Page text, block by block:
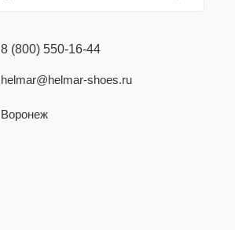
8 (800) 550-16-44
helmar@helmar-shoes.ru
Воронеж